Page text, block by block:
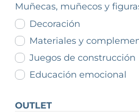
Muñecas, muñecos y
Decoración
Materiales y
Juegos de construcción
Educación emocional
OUTLET